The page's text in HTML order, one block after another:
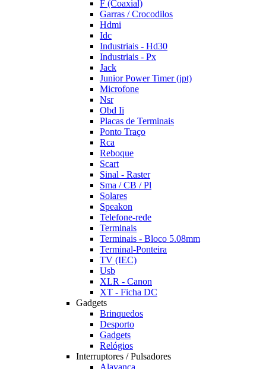
F (Coaxial)
Garras / Crocodilos
Hdmi
Idc
Industriais - Hd30
Industriais - Px
Jack
Junior Power Timer (jpt)
Microfone
Nsr
Obd Ii
Placas de Terminais
Ponto Traço
Rca
Reboque
Scart
Sinal - Raster
Sma / CB / Pl
Solares
Speakon
Telefone-rede
Terminais
Terminais - Bloco 5.08mm
Terminal-Ponteira
TV (IEC)
Usb
XLR - Canon
XT - Ficha DC
Gadgets
Brinquedos
Desporto
Gadgets
Relógios
Interruptores / Pulsadores
Alavanca